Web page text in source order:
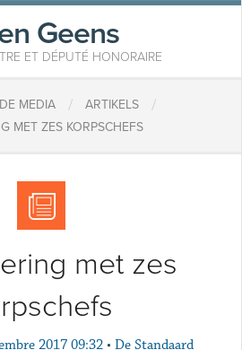
Geens
ET DÉPUTÉ HONORAIRE
MEDIA / ARTIKELS /
MET ZES KORPSCHEFS
met zes
2017 09:32 • De Standaard